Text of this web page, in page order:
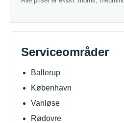
Serviceområder
Ballerup
København
Vanløse
Rødovre